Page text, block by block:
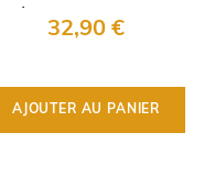
Phoenix Artisan..
32,90 €
AJOUTER AU PANIER